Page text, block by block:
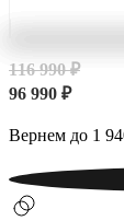
116 990 ₽
96 990 ₽
Вернем до 1